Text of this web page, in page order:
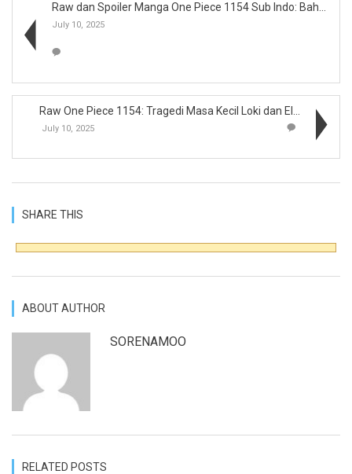
Raw dan Spoiler Manga One Piece 1154 Sub Indo: Bah...
July 10, 2025
Raw One Piece 1154: Tragedi Masa Kecil Loki dan El...
July 10, 2025
SHARE THIS
ABOUT AUTHOR
SORENAMOO
RELATED POSTS